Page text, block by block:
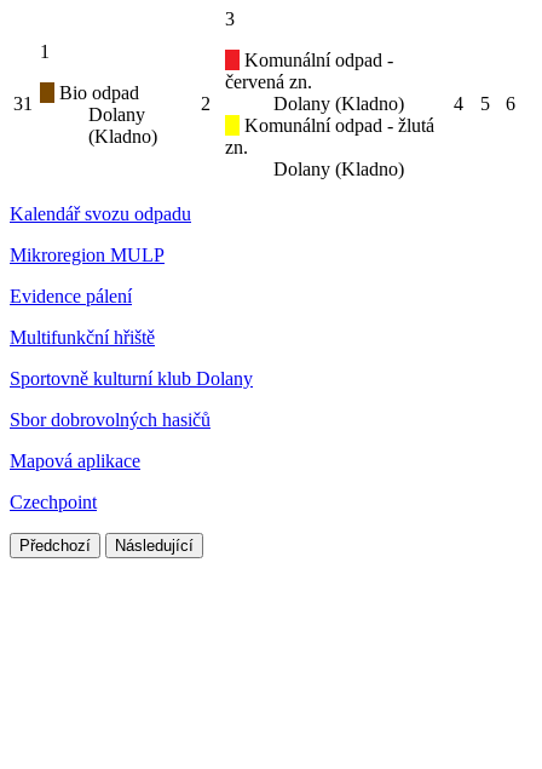
31
1
Bio odpad
Dolany
(Kladno)
2
3
Komunální odpad -
červená zn.
Dolany (Kladno)
Komunální odpad - žlutá
zn.
Dolany (Kladno)
4 5 6
Kalendář svozu odpadu
Mikroregion MULP
Evidence pálení
Multifunkční hřiště
Sportovně kulturní klub Dolany
Sbor dobrovolných hasičů
Mapová aplikace
Czechpoint
Předchozí Následující